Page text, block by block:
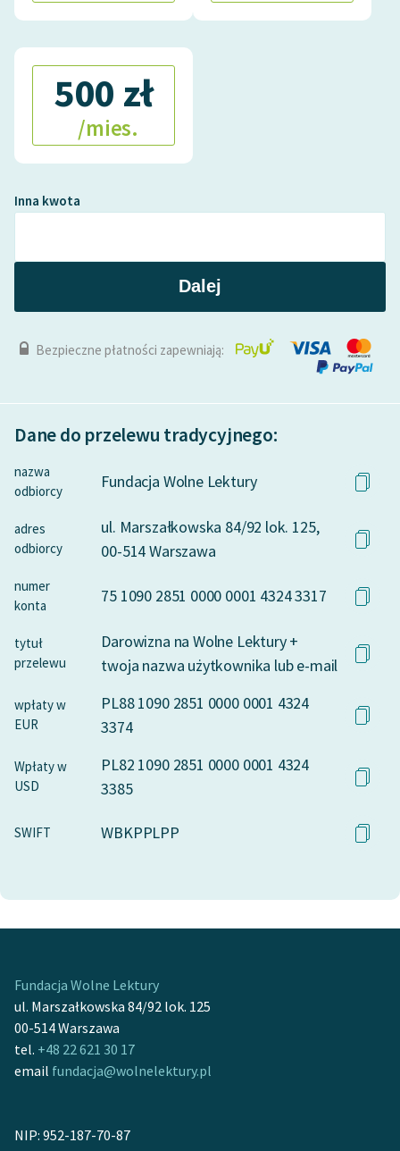
500 zł
/mies.
Inna kwota
Dalej
Bezpieczne płatności zapewniają:
Dane do przelewu tradycyjnego:
nazwa
odbiorcy
Fundacja Wolne Lektury
adres
odbiorcy
ul. Marszałkowska 84/92 lok. 125,
00-514 Warszawa
numer
konta
75 1090 2851 0000 0001 4324 3317
tytuł
przelewu
Darowizna na Wolne Lektury +
twoja nazwa użytkownika lub e-mail
wpłaty w
EUR
PL88 1090 2851 0000 0001 4324
3374
Wpłaty w
USD
PL82 1090 2851 0000 0001 4324
3385
SWIFT WBKPPLPP
Fundacja Wolne Lektury
ul. Marszałkowska 84/92 lok. 125
00-514 Warszawa
tel. +48 22 621 30 17
email fundacja@wolnelektury.pl
NIP: 952-187-70-87